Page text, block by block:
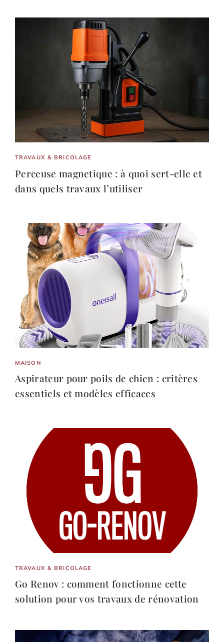
TRAVAUX & BRICOLAGE
Perceuse magnetique : à quoi sert-elle et
dans quels travaux l’utiliser
MAISON
Aspirateur pour poils de chien : critères
essentiels et modèles efficaces
TRAVAUX & BRICOLAGE
Go Renov : comment fonctionne cette
solution pour vos travaux de rénovation